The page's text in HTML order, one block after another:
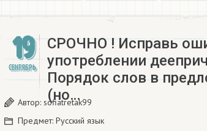
19
СЕНТЯБРЬ
СРОЧНО ! Исправь
употреблении
Порядок слов в
(но…
Автор: sofiatretak99
Предмет: Русский язык